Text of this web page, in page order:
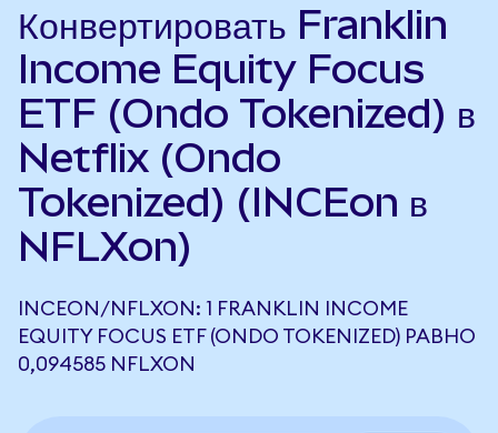
Конвертировать Franklin
Income Equity Focus
ETF (Ondo Tokenized) в
Netflix (Ondo
Tokenized) (INCEon в
NFLXon)
INCEON/NFLXON: 1 FRANKLIN INCOME
EQUITY FOCUS ETF (ONDO TOKENIZED) РАВНО
0,094585 NFLXON